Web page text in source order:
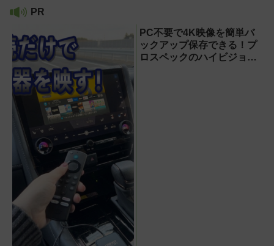
PR
PC不要で4K映像を簡単バ
ックアップ保存できる！プ
ロスペックのハイビジョン